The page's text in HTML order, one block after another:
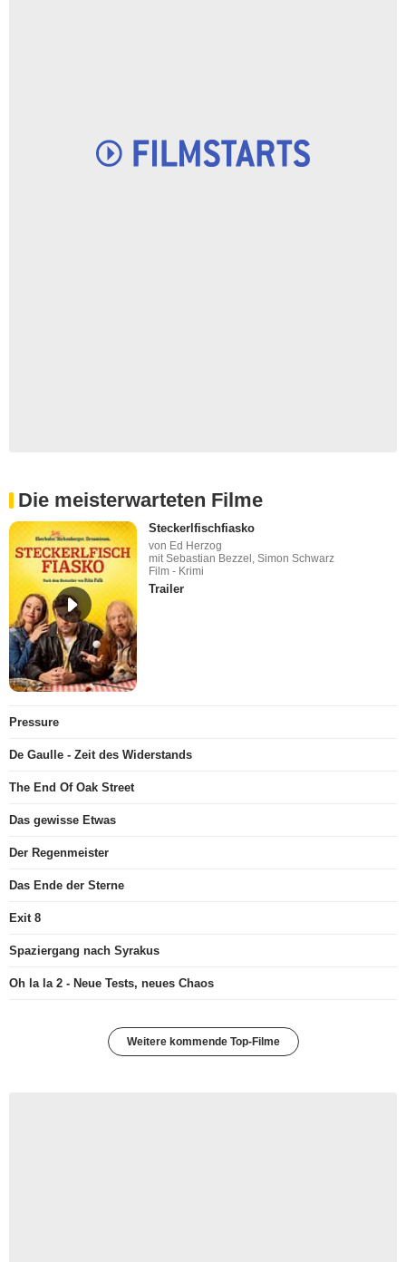
Die meisterwarteten Filme
Steckerlfischfiasko
von Ed Herzog
mit Sebastian Bezzel, Simon Schwarz
Film - Krimi
Trailer
Pressure
De Gaulle - Zeit des Widerstands
The End Of Oak Street
Das gewisse Etwas
Der Regenmeister
Das Ende der Sterne
Exit 8
Spaziergang nach Syrakus
Oh la la 2 - Neue Tests, neues Chaos
Weitere kommende Top-Filme